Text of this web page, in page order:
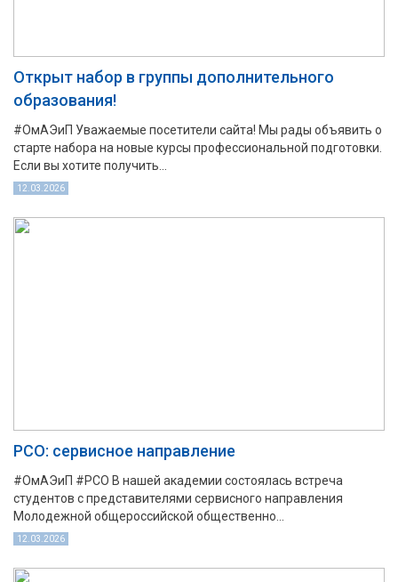
Открыт набор в группы дополнительного
образования!
#ОмАЭиП Уважаемые посетители сайта! Мы рады объявить о
старте набора на новые курсы профессиональной подготовки.
Если вы хотите получить...
12.03.2026
РСО: сервисное направление
#ОмАЭиП #РСО В нашей академии состоялась встреча
студентов с представителями сервисного направления
Молодежной общероссийской общественно...
12.03.2026